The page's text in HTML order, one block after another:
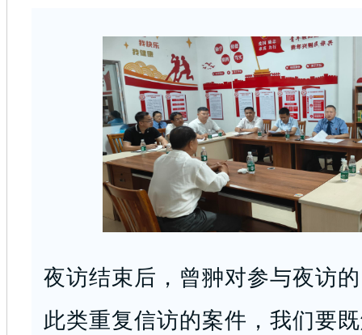
夜访结束后，曾翀对参与夜访
此类重复信访的案件，我们要